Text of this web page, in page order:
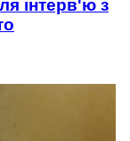
інтерв'ю з